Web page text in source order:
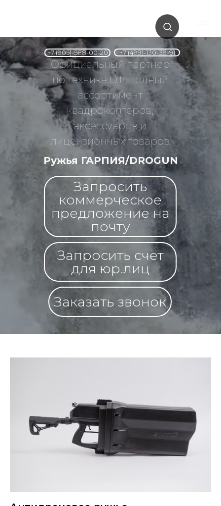
Ружья ГАРПИЯ/DROGUN
Официальный партнер
по технике DJI, полный
ассортимент
квадрокоптеров,
аксессуаров и
лицензионных товаров
Заказать звонок
Запросить
коммерческое
предложение на
почту
Запросить счет
для юр.лиц
+7 (499)-130-39-91
+7 (905)-588-00-20